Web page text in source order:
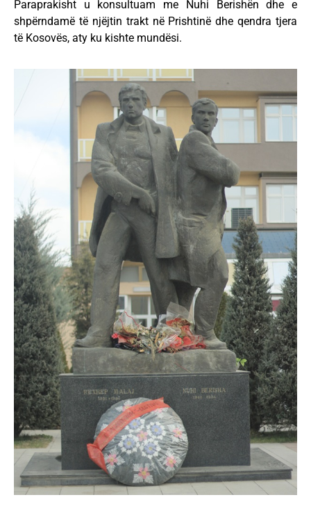
Paraprakisht u konsultuam me Nuhi Berishën dhe e
shpërndamë të njëjtin trakt në Prishtinë dhe qendra tjera
të Kosovës, aty ku kishte mundësi.